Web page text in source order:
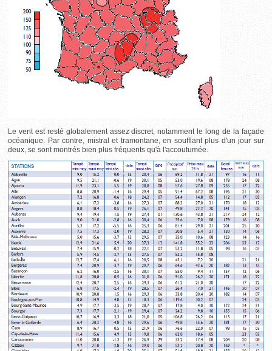
Le vent est resté globalement assez discret, notamment le long de la façade
océanique. Par contre, mistral et tramontane, en soufflant plus d'un jour sur
deux, se sont montrés bien plus fréquents qu'à l'accoutumée.